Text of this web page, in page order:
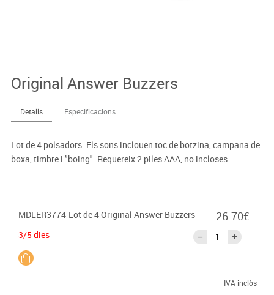
Original Answer Buzzers
Detalls Especificacions
Lot de 4 polsadors. Els sons inclouen toc de botzina, campana de
boxa, timbre i "boing". Requereix 2 piles AAA, no incloses.
MDLER3774 Lot de 4 Original Answer Buzzers
3/5 dies
26.70€
IVA inclòs